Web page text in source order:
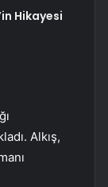
Hikayesi
Alkış,